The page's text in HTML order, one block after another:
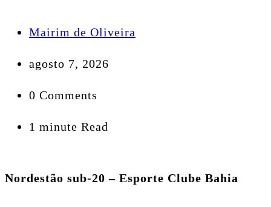
Mairim de Oliveira
agosto 7, 2026
0 Comments
1 minute Read
Nordestão sub-20 – Esporte Clube Bahia